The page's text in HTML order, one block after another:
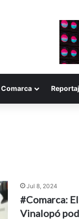
Comarca
Jul 8, 2024
#Comarca:
Vinalopó